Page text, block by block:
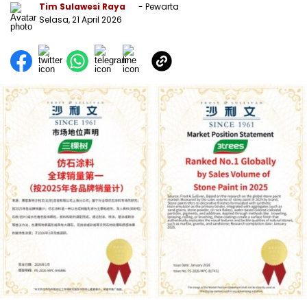
Tim Sulawesi Raya
- Pewarta
Selasa, 21 April 2026